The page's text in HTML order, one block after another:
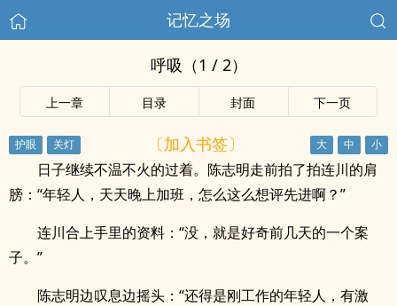
记忆之场
呼吸（1 / 2）
上一章 目录 封面 下一页
〔加入书签〕
日子继续不温不火的过着。陈志明走前拍了拍连川的肩
膀：“年轻人，天天晚上加班，怎么这么想评先进啊？”
连川合上手里的资料：“没，就是好奇前几天的一个案
子。”
陈志明边叹息边摇头：“还得是刚工作的年轻人，有激